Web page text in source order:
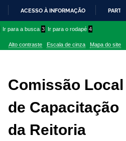
PARA
CONTEÚDO
ACESSO À INFORMAÇÃO
Ir para a busca 3 Ir para o rodapé 4
Alto contraste Escala de cinza Mapa do site
Comissão Local
de Capacitação
da Reitoria